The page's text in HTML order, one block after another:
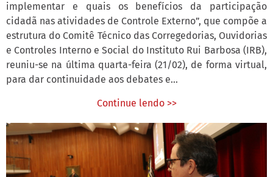
implementar e quais os benefícios da participação
cidadã nas atividades de Controle Externo”, que compõe a
estrutura do Comitê Técnico das Corregedorias, Ouvidorias
e Controles Interno e Social do Instituto Rui Barbosa (IRB),
reuniu-se na última quarta-feira (21/02), de forma virtual,
para dar continuidade aos debates e...
Continue lendo >>